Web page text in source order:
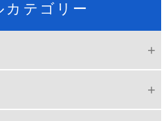
カテゴリー